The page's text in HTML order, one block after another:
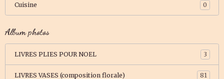
Cuisine 0
Album photos
LIVRES PLIES POUR NOEL 3
LIVRES VASES (composition florale) 81